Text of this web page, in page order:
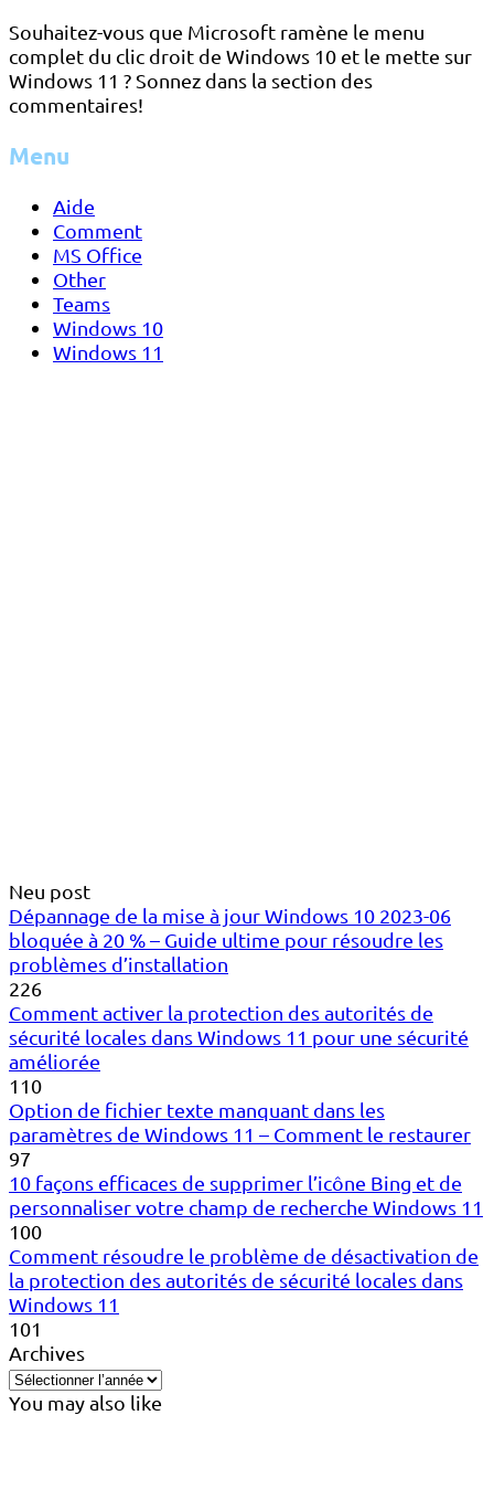
Souhaitez-vous que Microsoft ramène le menu
complet du clic droit de Windows 10 et le mette sur
Windows 11 ? Sonnez dans la section des
commentaires!
Menu
Aide
Comment
MS Office
Other
Teams
Windows 10
Windows 11
Neu post
Dépannage de la mise à jour Windows 10 2023-06
bloquée à 20 % – Guide ultime pour résoudre les
problèmes d’installation
226
Comment activer la protection des autorités de
sécurité locales dans Windows 11 pour une sécurité
améliorée
110
Option de fichier texte manquant dans les
paramètres de Windows 11 – Comment le restaurer
97
10 façons efficaces de supprimer l’icône Bing et de
personnaliser votre champ de recherche Windows 11
100
Comment résoudre le problème de désactivation de
la protection des autorités de sécurité locales dans
Windows 11
101
Archives
You may also like